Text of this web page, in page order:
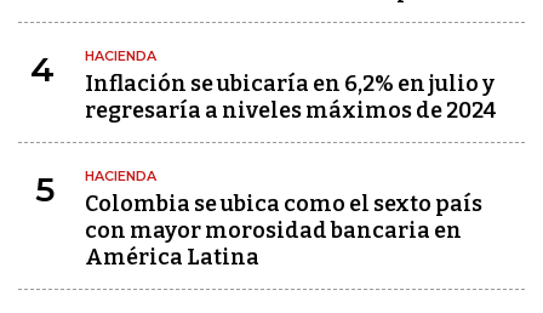
4 HACIENDA
Inflación se ubicaría en 6,2% en julio y
regresaría a niveles máximos de 2024
5 HACIENDA
Colombia se ubica como el sexto país
con mayor morosidad bancaria en
América Latina